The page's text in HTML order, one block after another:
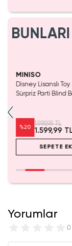
MINISO
Disney Lisanslı Toy
Sürpriz Parti Blind
%20
1.999,99 TL
1.599,99
SEPETE
Yorumlar
0